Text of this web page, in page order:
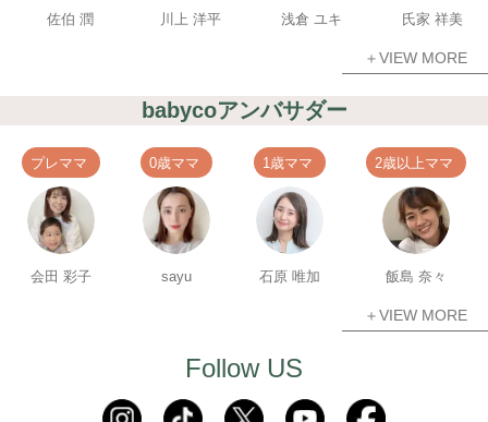
佐伯 潤 川上 洋平 浅倉 ユキ 氏家 祥美
＋VIEW MORE
babycoアンバサダー
プレママ
会田 彩子
0歳ママ
sayu
1歳ママ
石原 唯加
2歳以上ママ
飯島 奈々
＋VIEW MORE
Follow US